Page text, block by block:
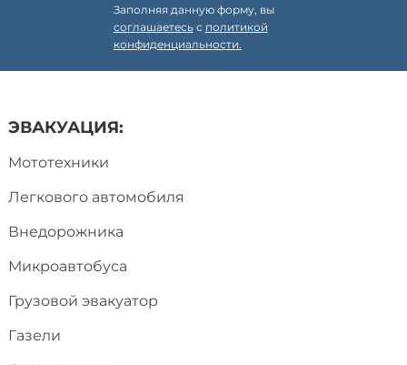
Заполняя данную форму, вы
соглашаетесьс политикой
конфиденциальности.
ЭВАКУАЦИЯ:
Мототехники
Легкового автомобиля
Внедорожника
Микроавтобуса
Грузовой эвакуатор
Газели